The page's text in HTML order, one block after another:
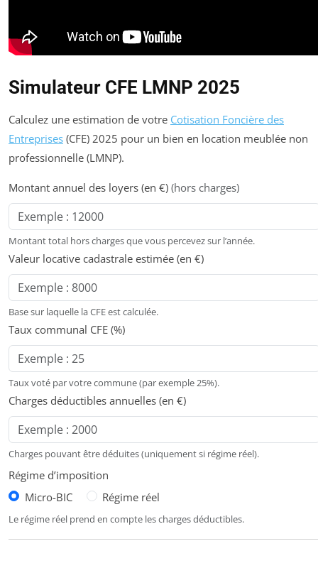
Simulateur CFE LMNP 2025
Calculez une estimation de votre Cotisation Foncière des
Entreprises (CFE) 2025 pour un bien en location meublée non
professionnelle (LMNP).
Montant annuel des loyers (en €) (hors charges)
Montant total hors charges que vous percevez sur l’année.
Valeur locative cadastrale estimée (en €)
Base sur laquelle la CFE est calculée.
Taux communal CFE (%)
Taux voté par votre commune (par exemple 25%).
Charges déductibles annuelles (en €)
Charges pouvant être déduites (uniquement si régime réel).
Régime d’imposition
Micro-BIC
Régime réel
Le régime réel prend en compte les charges déductibles.